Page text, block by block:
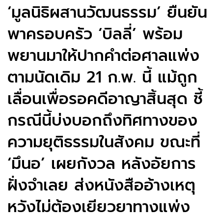
‘มูลนิธิผสานวัฒนธรรม’ ยืนยัน
พาครอบครัว ‘บิลลี่’ พร้อม
พยานมาให้ปากคำต่อศาลแพ่ง
ตามนัดเดิม 21 ก.พ. นี้ แม้ถูก
เลื่อนเพื่อรอคดีอาญาสิ้นสุด ชี้
กรณีนี้บ่งบอกถึงทิศทางของ
ความยุติธรรมในสังคม ขณะที่
‘มึนอ’ เผยกังวล หลังอัยการ
ฝั่งจำเลย ส่งหนังสืออ้างเหตุ
หวังไม่ต้องเยียวยาทางแพ่ง